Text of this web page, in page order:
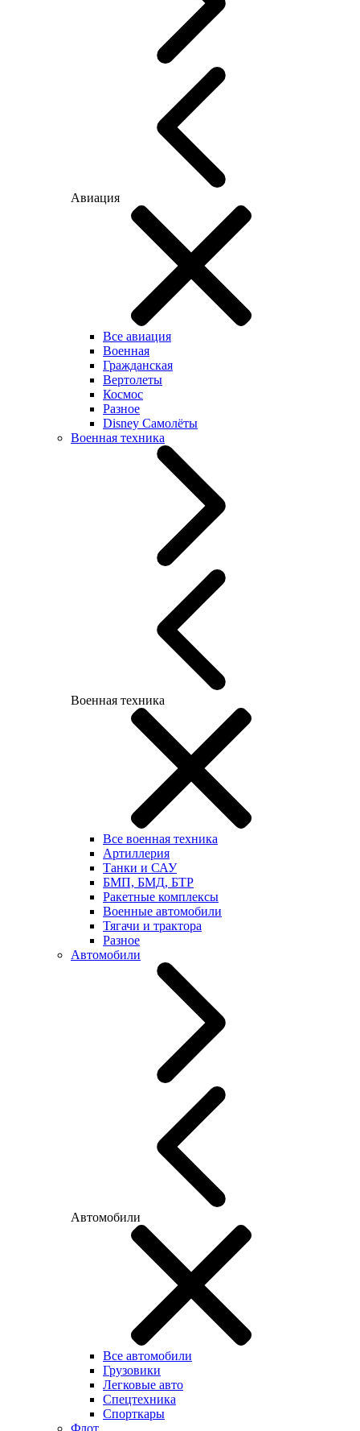
Авиация
Все авиация
Военная
Гражданская
Вертолеты
Космос
Разное
Disney Самолёты
Военная техника
Военная техника
Все военная техника
Артиллерия
Танки и САУ
БМП, БМД, БТР
Ракетные комплексы
Военные автомобили
Тягачи и трактора
Разное
Автомобили
Автомобили
Все автомобили
Грузовики
Легковые авто
Спецтехника
Спорткары
Флот